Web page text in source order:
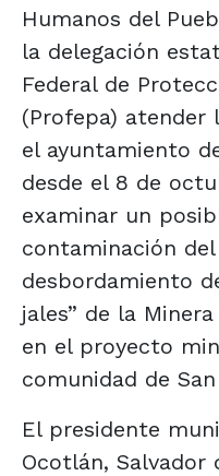
Humanos del
la delegación
Federal de
(Profepa) atender
el ayuntamiento
desde el 8 de
examinar un
contaminación
desbordamiento
jales” de la
en el proyecto
comunidad de
El presidente
Ocotlán, Salvador